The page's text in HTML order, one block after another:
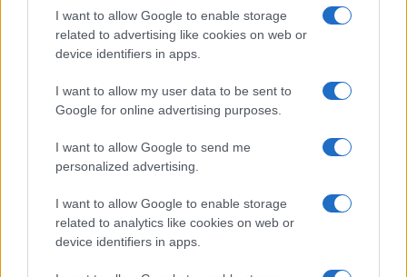
I want to allow Google to enable storage
related to advertising like cookies on web or
device identifiers in apps.
I want to allow my user data to be sent to
Google for online advertising purposes.
I want to allow Google to send me
personalized advertising.
I want to allow Google to enable storage
related to analytics like cookies on web or
device identifiers in apps.